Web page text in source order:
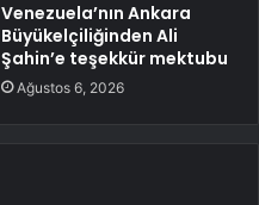
Venezuela’nın Ankara
Büyükelçiliğinden Ali
Şahin’e teşekkür mektubu
Ağustos 6, 2026